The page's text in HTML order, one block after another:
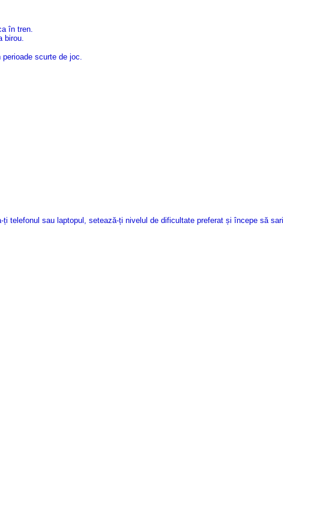
în tren.
birou.
scurte de joc.
telefonul sau laptopul, setează-ți nivelul de dificultate preferat și începe să sari